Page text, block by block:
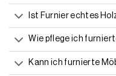
Ist Furnier echtes
Wie pflege ich
Kann ich furnierte